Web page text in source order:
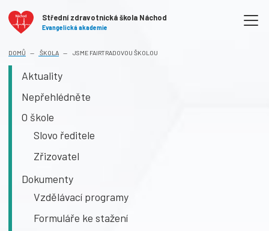
Střední zdravotnická škola Náchod
Evangelická akademie
DOMŮ ŠKOLA JSME FAIRTRADOVOU ŠKOLOU
Aktuality
Nepřehlédněte
O škole
Slovo ředitele
Zřizovatel
Dokumenty
Vzdělávací programy
Formuláře ke stažení